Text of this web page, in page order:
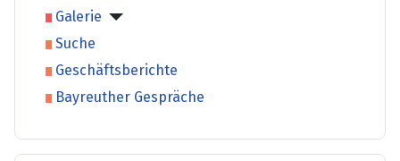
Galerie
Suche
Geschäftsberichte
Bayreuther Gespräche